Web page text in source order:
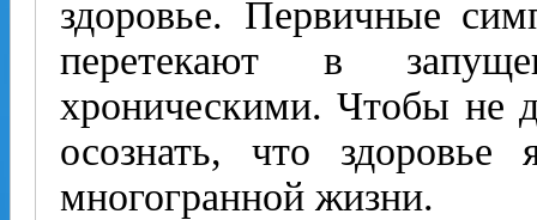
здоровье. Первичные
перетекают в
хроническими. Чтобы не
осознать, что
многогранной жизни.